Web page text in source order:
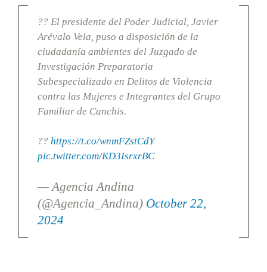
?? El presidente del Poder Judicial, Javier
Arévalo Vela, puso a disposición de la
ciudadanía ambientes del Juzgado de
Investigación Preparatoria
Subespecializado en Delitos de Violencia
contra las Mujeres e Integrantes del Grupo
Familiar de Canchis.
?? https://t.co/wnmFZstCdY
pic.twitter.com/KD3IsrxrBC
— Agencia Andina
(@Agencia_Andina) October 22,
2024